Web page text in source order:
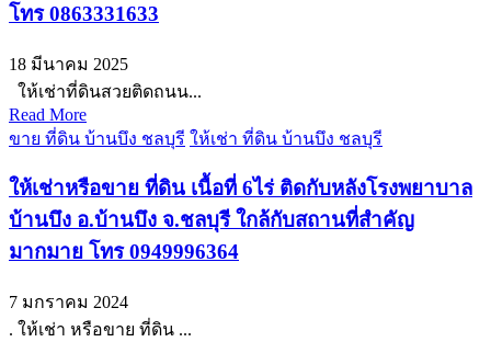
โทร 0863331633
18 มีนาคม 2025
‭ให้เช่าที่ดินสวยติดถนน...
Read More
ขาย ที่ดิน บ้านบึง ชลบุรี ให้เช่า ที่ดิน บ้านบึง ชลบุรี
ให้เช่าหรือขาย ที่ดิน เนื้อที่ 6ไร่ ติดกับหลังโรงพยาบาล
บ้านบึง อ.บ้านบึง จ.ชลบุรี ใกล้กับสถานที่สำคัญ
มากมาย โทร 0949996364
7 มกราคม 2024
. ให้เช่า หรือขาย ที่ดิน ...